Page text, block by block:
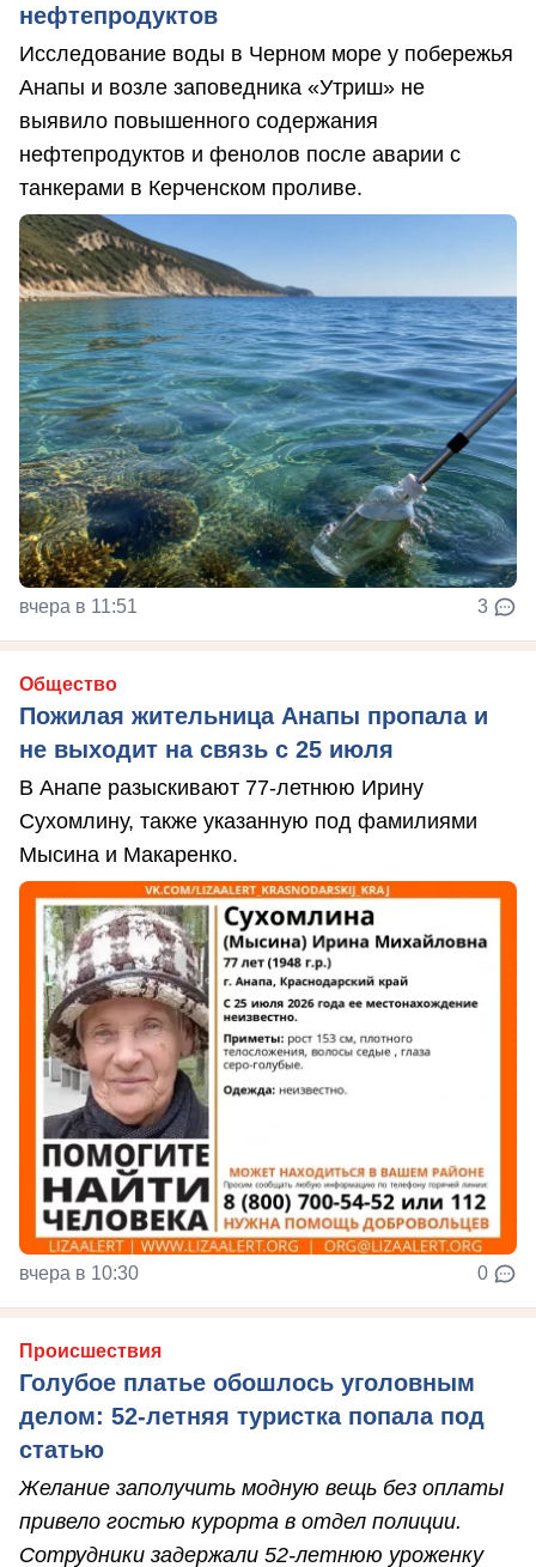
нефтепродуктов
Исследование воды в Черном море у побережья
Анапы и возле заповедника «Утриш» не
выявило повышенного содержания
нефтепродуктов и фенолов после аварии с
танкерами в Керченском проливе.
вчера в 11:51 3
Общество
Пожилая жительница Анапы пропала и
не выходит на связь с 25 июля
В Анапе разыскивают 77-летнюю Ирину
Сухомлину, также указанную под фамилиями
Мысина и Макаренко.
вчера в 10:30 0
Происшествия
Голубое платье обошлось уголовным
делом: 52-летняя туристка попала под
статью
Желание заполучить модную вещь без оплаты
привело гостью курорта в отдел полиции.
Сотрудники задержали 52-летнюю уроженку